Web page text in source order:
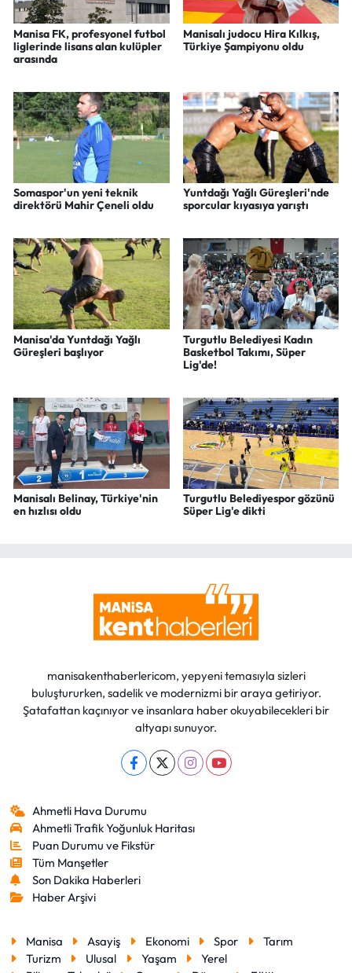
Manisa FK, profesyonel futbol
liglerinde lisans alan kulüpler
arasında
Manisalı judocu Hira Kılkış,
Türkiye Şampiyonu oldu
Somaspor'un yeni teknik
direktörü Mahir Çeneli oldu
Yuntdağı Yağlı Güreşleri'nde
sporcular kıyasıya yarıştı
Manisa'da Yuntdağı Yağlı
Güreşleri başlıyor
Turgutlu Belediyesi Kadın
Basketbol Takımı, Süper
Lig'de!
Manisalı Belinay, Türkiye'nin
en hızlısı oldu
Turgutlu Belediyespor gözünü
Süper Lig'e dikti
manisakenthaberlericom, yepyeni temasıyla sizleri
buluştururken, sadelik ve modernizmi bir araya getiriyor.
Şatafattan kaçınıyor ve insanlara haber okuyabilecekleri bir
altyapı sunuyor.
Ahmetli Hava Durumu
Ahmetli Trafik Yoğunluk Haritası
Puan Durumu ve Fikstür
Tüm Manşetler
Son Dakika Haberleri
Haber Arşivi
Manisa Asayiş Ekonomi Spor
Tarım
Turizm
Ulusal Yaşam
Yerel